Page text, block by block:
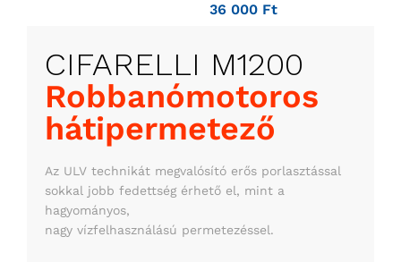
36 000 Ft
Robbanómotoros
hátipermetező
Az ULV technikát megvalósító erős porlasztással
sokkal jobb fedettség érhető el, mint a
hagyományos,
nagy vízfelhasználású permetezéssel.